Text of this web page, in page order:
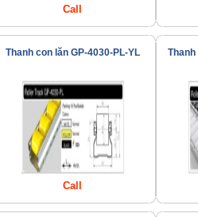
Call
Thanh con lăn GP-4030-PL-YL
Call